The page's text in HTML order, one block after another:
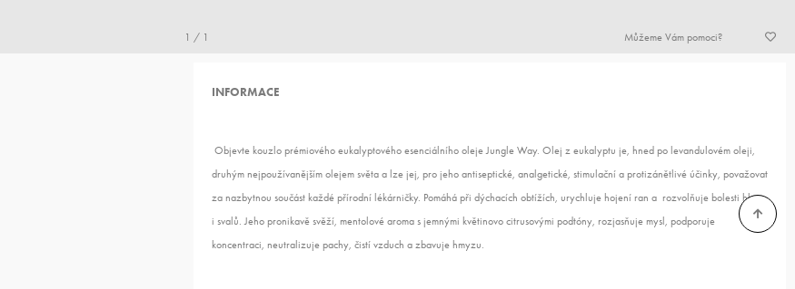
1 / 1 Můžeme Vám pomoci?
INFORMACE
Objevte kouzlo prémiového eukalyptového esenciálního oleje Jungle Way. Olej z eukalyptu je, hned po levandulovém oleji,
druhým nejpoužívanějším olejem světa a lze jej, pro jeho antiseptické, analgetické, stimulační a protizánětlivé účinky, považovat
za nazbytnou součást každé přírodní lékárničky. Pomáhá při dýchacích obtížích, urychluje hojení ran a rozvolňuje bolesti hlavy
i svalů. Jeho pronikavě svěží, mentolové aroma s jemnými květinovo citrusovými podtóny, rozjasňuje mysl, podporuje
koncentraci, neutralizuje pachy, čistí vzduch a zbavuje hmyzu.